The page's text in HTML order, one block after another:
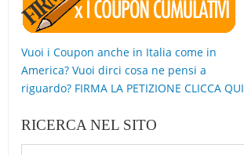
Vuoi i Coupon anche in Italia come in
America? Vuoi dirci cosa ne pensi a
riguardo? FIRMA LA PETIZIONE CLICCA QUI
RICERCA NEL SITO